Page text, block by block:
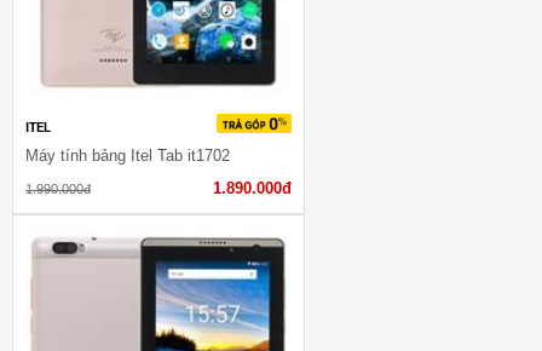
ITEL
Máy tính bảng Itel Tab it1702
1.990.000đ 1.890.000đ